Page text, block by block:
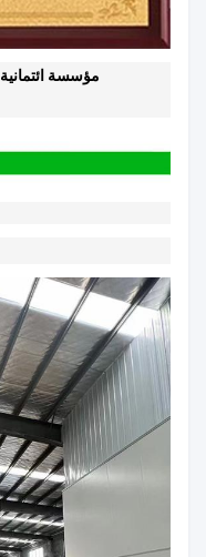
مؤسسة ائتمانية